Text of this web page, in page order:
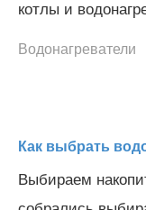
котлы и
Водонагреватели
Как выбрать
Выбираем